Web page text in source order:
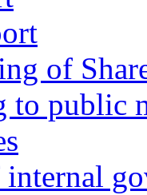
of
to public